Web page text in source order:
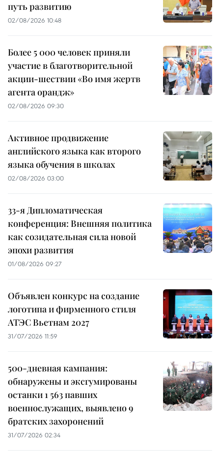
путь развитию
02/08/2026 10:48
Более 5 000 человек приняли
участие в благотворительной
акции-шествии «Во имя жертв
агента орандж»
02/08/2026 09:30
Активное продвижение
английского языка как второго
языка обучения в школах
02/08/2026 03:00
33-я Дипломатическая
конференция: Внешняя политика
как созидательная сила новой
эпохи развития
01/08/2026 09:27
Объявлен конкурс на создание
логотипа и фирменного стиля
АТЭС Вьетнам 2027
31/07/2026 11:59
500-дневная кампания:
обнаружены и эксгумированы
останки 1 563 павших
военнослужащих, выявлено 9
братских захоронений
31/07/2026 02:34